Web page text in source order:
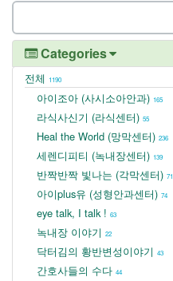
Categories
전체 1190
아이조아 (사시소아안과) 165
라식사신기 (라식센터) 55
Heal the World (망막센터) 236
세렌디피티 (녹내장센터) 139
반짝반짝 빛나는 (각막센터) 71
아이plus유 (성형안과센터) 74
eye talk, I talk ! 63
녹내장 이야기 22
닥터김의 황반변성이야기 43
간호사들의 수다 44